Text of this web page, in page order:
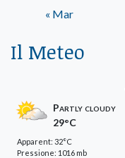
« Mar
Il Meteo
Partly cloudy
29°C
Apparent: 32°C
Pressione: 1016 mb